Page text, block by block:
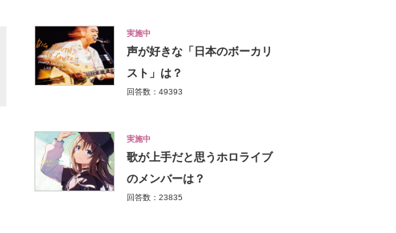
実施中
声が好きな「日本のボーカリ
スト」は？
回答数：49393
実施中
歌が上手だと思うホロライブ
のメンバーは？
回答数：23835